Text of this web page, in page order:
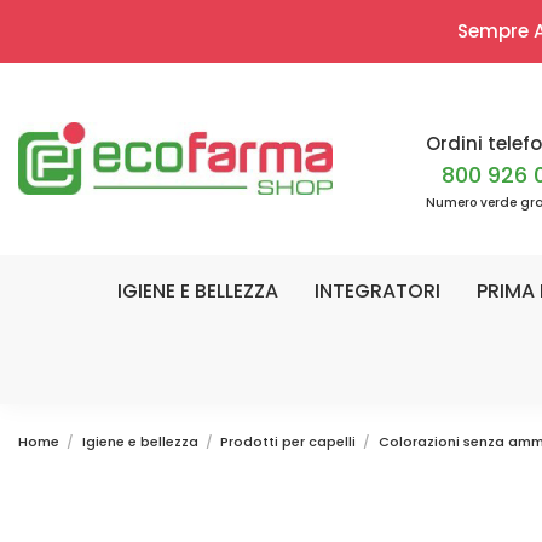
Sempre
Ordini
800 926
Numero verde
IGIENE E BELLEZZA INTEGRATORI PRIMA
Home Igiene e bellezza Prodotti per capelli Colorazioni senza